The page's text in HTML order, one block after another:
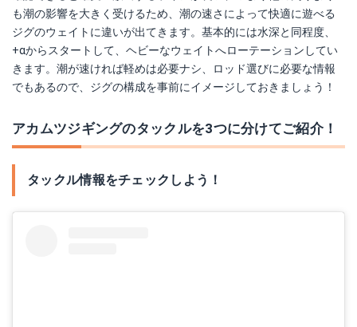
も潮の影響を大きく受けるため、潮の速さによって快適に遊べる
ジグのウェイトに違いが出てきます。基本的には水深と同程度、
+αからスタートして、ヘビーなウェイトへローテーションしてい
きます。潮が速ければ軽めは必要ナシ、ロッド選びに必要な情報
でもあるので、ジグの構成を事前にイメージしておきましょう！
アカムツジギングのタックルを3つに分けてご紹介！
タックル情報をチェックしよう！